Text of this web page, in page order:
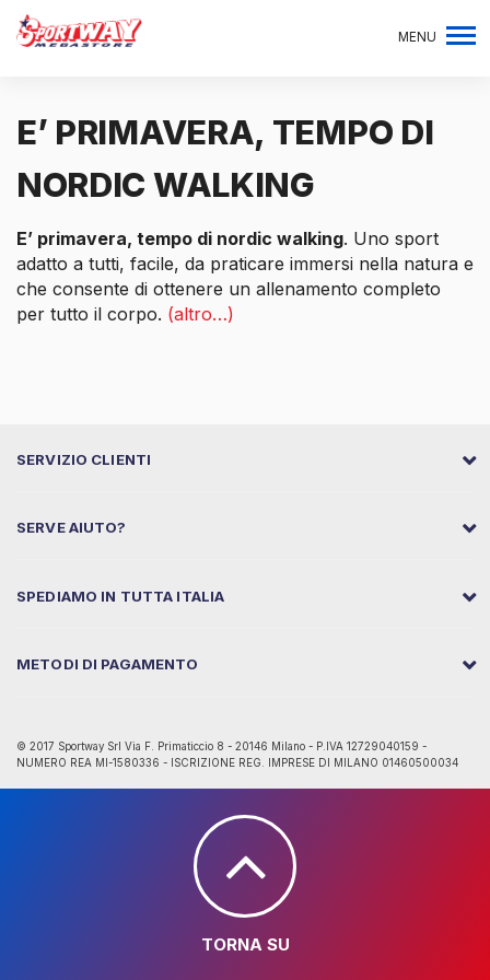
MENU
E’ PRIMAVERA, TEMPO DI
NORDIC WALKING
E’ primavera, tempo di nordic walking. Uno sport
adatto a tutti, facile, da praticare immersi nella natura e
che consente di ottenere un allenamento completo
per tutto il corpo. (altro…)
SERVIZIO CLIENTI
SERVE AIUTO?
SPEDIAMO IN TUTTA ITALIA
METODI DI PAGAMENTO
© 2017 Sportway Srl Via F. Primaticcio 8 - 20146 Milano - P.IVA 12729040159 -
NUMERO REA MI-1580336 - ISCRIZIONE REG. IMPRESE DI MILANO 01460500034
TORNA SU